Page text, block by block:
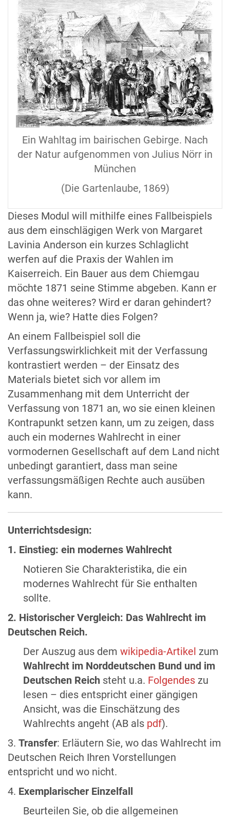
Lizenz
Ein Wahltag im bairischen Gebirge. Nach
der Natur aufgenommen von Julius Nörr in
München
(Die Gartenlaube, 1869)
Dieses Modul will mithilfe eines Fallbeispiels
aus dem einschlägigen Werk von Margaret
Lavinia Anderson ein kurzes Schlaglicht
werfen auf die Praxis der Wahlen im
Kaiserreich. Ein Bauer aus dem Chiemgau
möchte 1871 seine Stimme abgeben. Kann er
das ohne weiteres? Wird er daran gehindert?
Wenn ja, wie? Hatte dies Folgen?
An einem Fallbeispiel soll die
Verfassungswirklichkeit mit der Verfassung
kontrastiert werden – der Einsatz des
Materials bietet sich vor allem im
Zusammenhang mit dem Unterricht der
Verfassung von 1871 an, wo sie einen kleinen
Kontrapunkt setzen kann, um zu zeigen, dass
auch ein modernes Wahlrecht in einer
vormodernen Gesellschaft auf dem Land nicht
unbedingt garantiert, dass man seine
verfassungsmäßigen Rechte auch ausüben
kann.
Unterrichtsdesign:
1. Einstieg: ein modernes Wahlrecht
Notieren Sie Charakteristika, die ein
modernes Wahlrecht für Sie enthalten
sollte.
2. Historischer Vergleich: Das Wahlrecht im
Deutschen Reich.
Der Auszug aus dem wikipedia-Artikel zum
Wahlrecht im Norddeutschen Bund und im
Deutschen Reich steht u.a. Folgendes zu
lesen – dies entspricht einer gängigen
Ansicht, was die Einschätzung des
Wahlrechts angeht (AB als pdf).
3. Transfer: Erläutern Sie, wo das Wahlrecht im
Deutschen Reich Ihren Vorstellungen
entspricht und wo nicht.
4. Exemplarischer Einzelfall
Beurteilen Sie, ob die allgemeinen